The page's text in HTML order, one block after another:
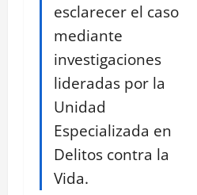
esclarecer el caso
mediante
investigaciones
lideradas por la
Unidad
Especializada en
Delitos contra la
Vida.